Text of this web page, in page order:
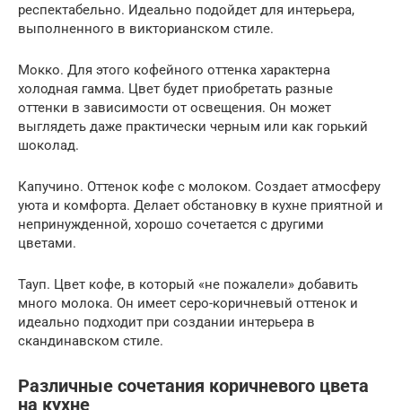
респектабельно. Идеально подойдет для интерьера,
выполненного в викторианском стиле.
Мокко. Для этого кофейного оттенка характерна
холодная гамма. Цвет будет приобретать разные
оттенки в зависимости от освещения. Он может
выглядеть даже практически черным или как горький
шоколад.
Капучино. Оттенок кофе с молоком. Создает атмосферу
уюта и комфорта. Делает обстановку в кухне приятной и
непринужденной, хорошо сочетается с другими
цветами.
Тауп. Цвет кофе, в который «не пожалели» добавить
много молока. Он имеет серо-коричневый оттенок и
идеально подходит при создании интерьера в
скандинавском стиле.
Различные сочетания коричневого цвета
на кухне